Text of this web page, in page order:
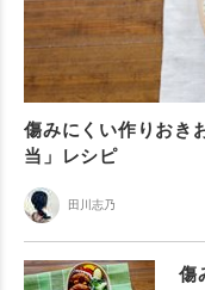
傷みにくい作りおき
当」レシピ
田川志乃
傷